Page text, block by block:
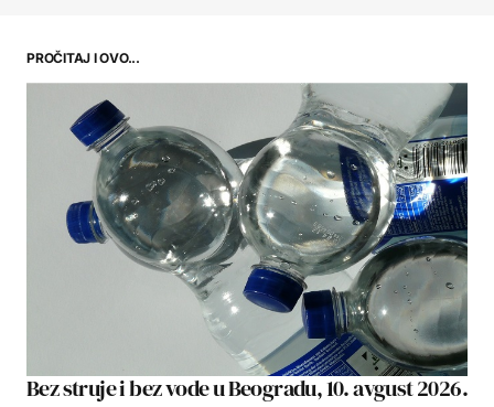
PROČITAJ I OVO...
Bez struje i bez vode u Beogradu, 10. avgust 2026.